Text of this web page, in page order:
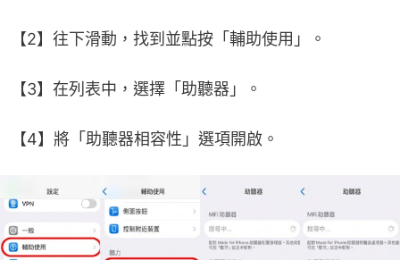
【2】往下滑動，找到並點按「輔助使用」。
【3】在列表中，選擇「助聽器」。
【4】將「助聽器相容性」選項開啟。